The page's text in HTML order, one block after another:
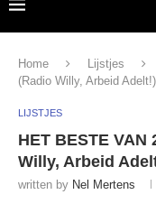
Home Lijstjes
(Radio Willy, Arbeid Adelt!)
LIJSTJES
HET BESTE
Willy, Arbeid
written by Nel Mertens